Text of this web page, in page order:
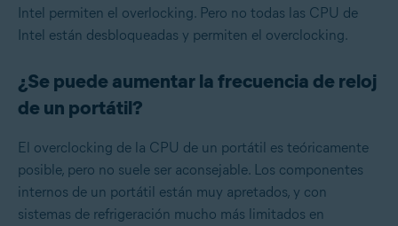
Intel permiten el overlocking. Pero no todas las CPU de
Intel están desbloqueadas y permiten el overclocking.
¿Se puede aumentar la frecuencia de reloj
de un portátil?
El overclocking de la CPU de un portátil es teóricamente
posible, pero no suele ser aconsejable. Los componentes
internos de un portátil están muy apretados, y con
sistemas de refrigeración mucho más limitados en